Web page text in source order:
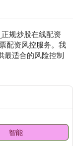
规炒股在线配资
配资风控服务。我
最适合的风险控制
智能